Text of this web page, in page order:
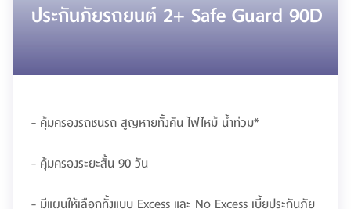
ประกันภัยรถยนต์ 2+ Safe Guard 90D
- คุ้มครองรถชนรถ สูญหายทั้งคัน ไฟไหม้ น้ำท่วม*
- คุ้มครองระยะสั้น 90 วัน
- มีแผนให้เลือกทั้งแบบ Excess และ No Excess เบี้ยประกันภัย